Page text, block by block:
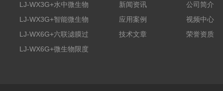
LJ-WX3G+水中微生物
膜过滤装置
LJ-WX3G+智能微生物
限度仪
LJ-WX6G+六联滤膜过
滤器
LJ-WX6G+微生物限度
新闻资讯
应用案例
技术文章
公司简介
视频中心
荣誉资质